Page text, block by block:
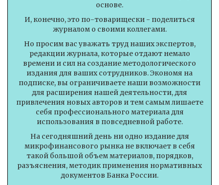
основе.
И, конечно, это по-товарищески - поделиться
журналом о своими коллегами.
Но просим вас уважать труд наших экспертов,
редакции журнала, которые отдают немало
времени и сил на создание методологического
издания для ваших сотрудников. Экономя на
подписке, вы ограничиваете наши возможности
для расширения нашей деятельности, для
привлечения новых авторов и тем самым лишаете
себя профессионального материала для
использования в повседневной работе.
На сегодняшний день ни одно издание для
микрофинансового рынка не включает в себя
такой большой объем материалов, порядков,
разъяснения, методик применения нормативных
документов Банка России.